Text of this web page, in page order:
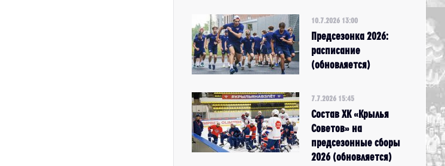
10.7.2026 13:00
Предсезонка 2026:
расписание
(обновляется)
7.7.2026 15:45
Состав ХК «Крылья
Советов» на
предсезонные сборы
2026 (обновляется)